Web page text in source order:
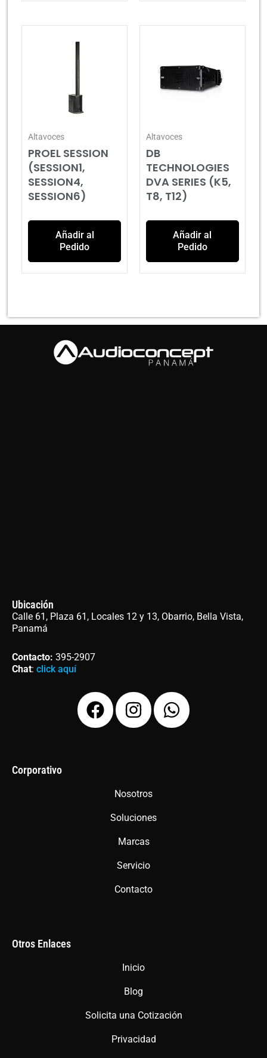
Altavoces
PROEL SESSION
(SESSION1,
SESSION4,
SESSION6)
Añadir al
Pedido
Altavoces
DB
TECHNOLOGIES
DVA SERIES (K5,
T8, T12)
Añadir al
Pedido
Ubicación
Calle 61, Plaza 61, Locales 12 y 13, Obarrio, Bella Vista,
Panamá
Contacto: 395-2907
Chat: click aquí
F
a
I
n
g
a
m
W
h
Corporativo
Nosotros
Soluciones
Marcas
Servicio
Contacto
Otros Enlaces
Inicio
Blog
Solicita una Cotización
Privacidad